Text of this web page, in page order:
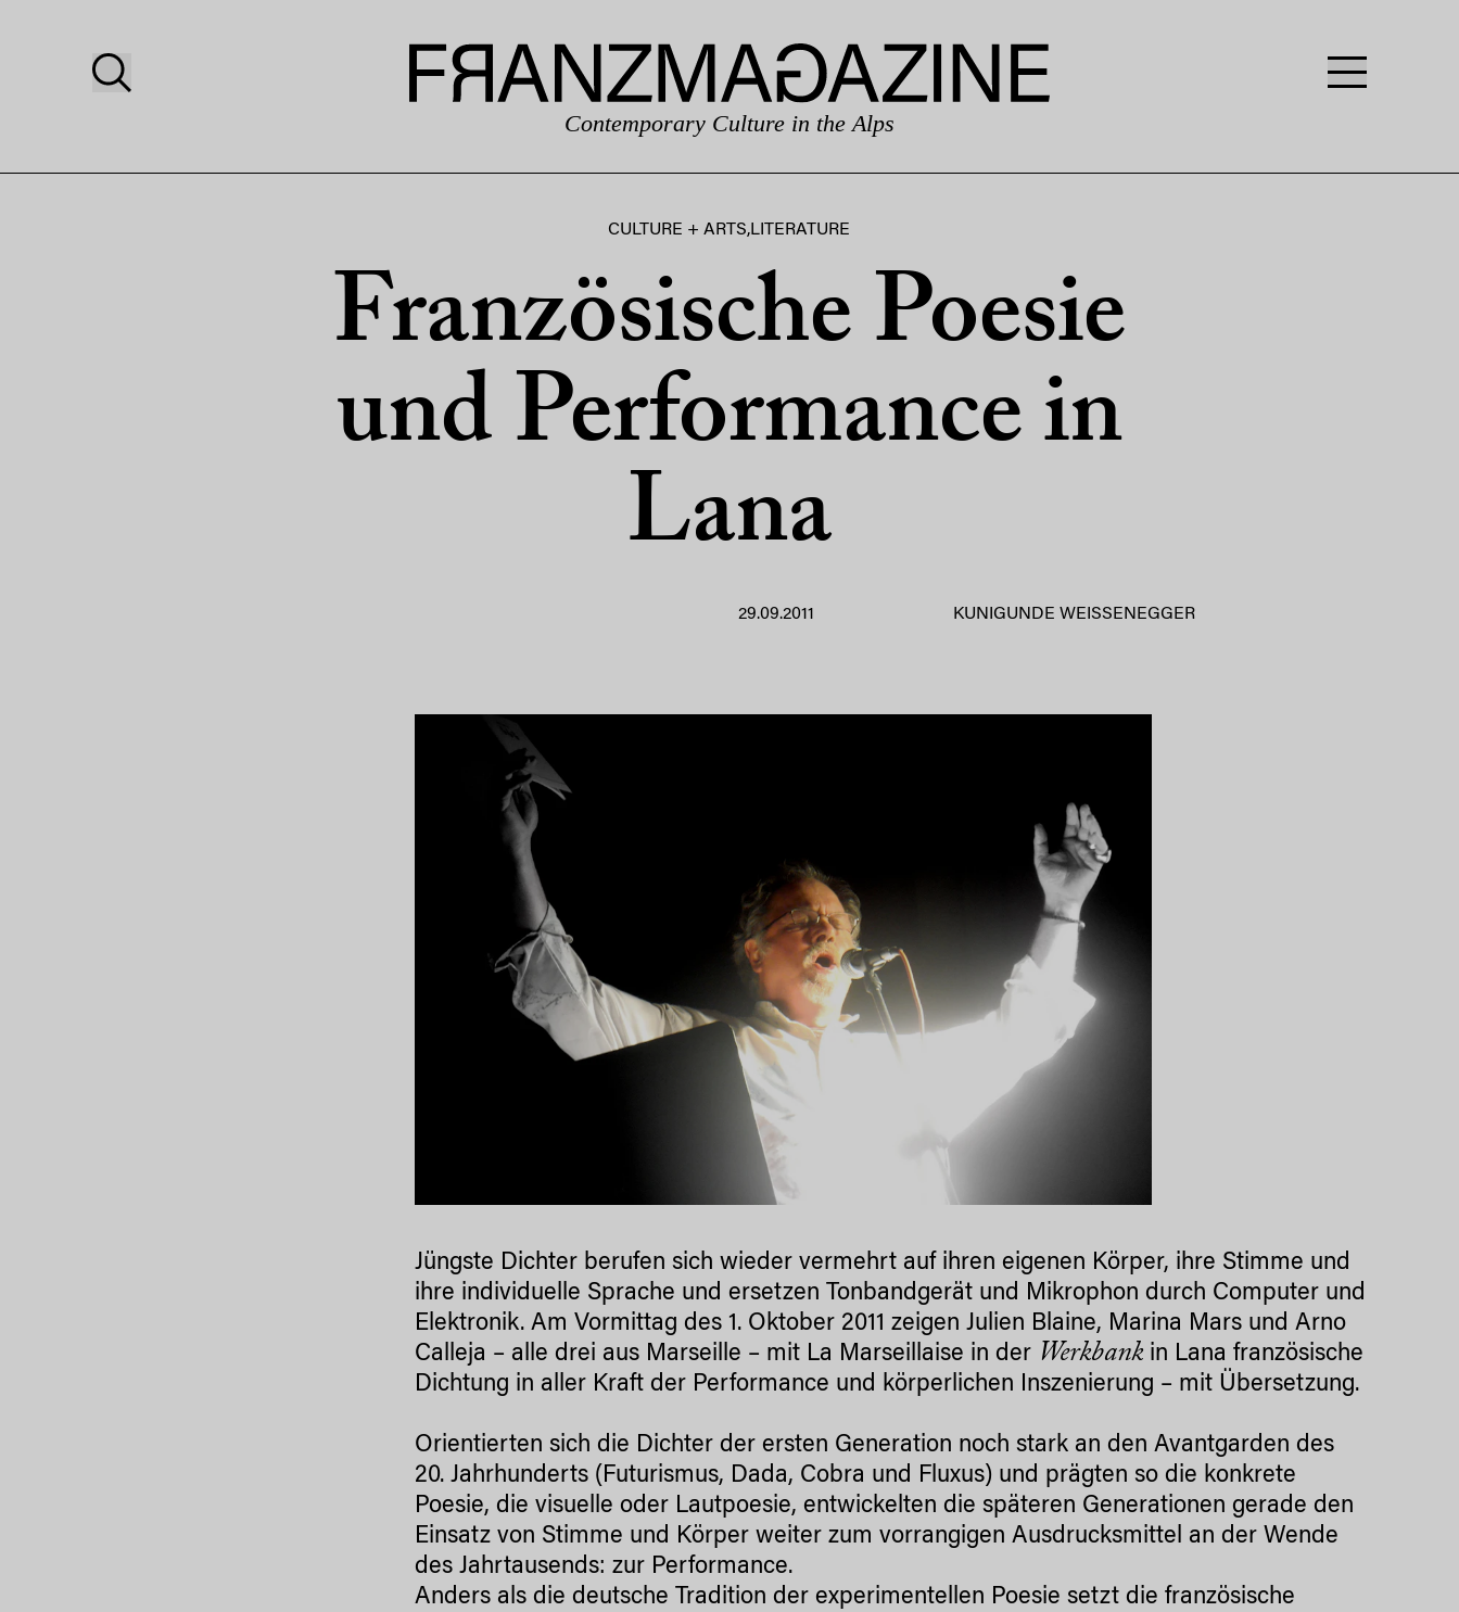
Contemporary Culture in the Alps
CULTURE + ARTS,LITERATURE
Französische Poesie
und Performance in
Lana
29.09.2011 KUNIGUNDE WEISSENEGGER
Jüngste Dichter berufen sich wieder vermehrt auf ihren eigenen Körper, ihre Stimme und
ihre individuelle Sprache und ersetzen Tonbandgerät und Mikrophon durch Computer und
Elektronik. Am Vormittag des 1. Oktober 2011 zeigen Julien Blaine, Marina Mars und Arno
Calleja – alle drei aus Marseille – mit La Marseillaise in der Werkbankin Lana französische
Dichtung in aller Kraft der Performance und körperlichen Inszenierung – mit Übersetzung.
Orientierten sich die Dichter der ersten Generation noch stark an den Avantgarden des
20. Jahrhunderts (Futurismus, Dada, Cobra und Fluxus) und prägten so die konkrete
Poesie, die visuelle oder Lautpoesie, entwickelten die späteren Generationen gerade den
Einsatz von Stimme und Körper weiter zum vorrangigen Ausdrucksmittel an der Wende
des Jahrtausends: zur Performance.
Anders als die deutsche Tradition der experimentellen Poesie setzt die französische